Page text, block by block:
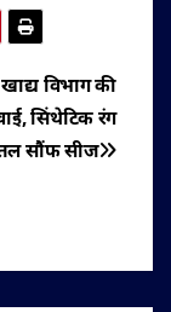
विभाग की
सिंथेटिक रंग
सौंफ सीज